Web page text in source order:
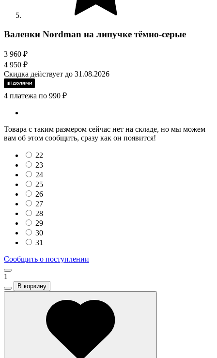
Валенки Nordman на липучке тёмно-серые
3 960 ₽
4 950 ₽
Скидка действует до 31.08.2026
4 платежа по 990 ₽
Товара с таким размером сейчас нет на складе, но мы можем
вам об этом сообщить, сразу как он появится!
22
23
24
25
26
27
28
29
30
31
Сообщить о поступлении
1
В корзину